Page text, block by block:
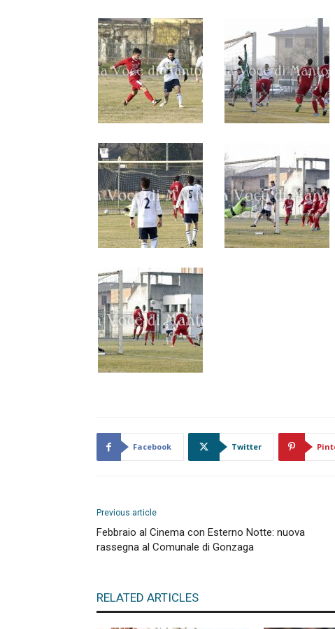
Facebook Twitter
Previous article
Febbraio al Cinema con Esterno Notte: nuova
rassegna al Comunale di Gonzaga
RELATED ARTICLES